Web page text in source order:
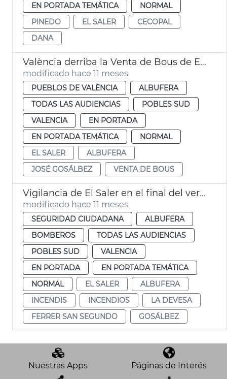
EN PORTADA TEMÁTICA
NORMAL
PINEDO
EL SALER
CECOPAL
DANA
València derriba la Venta de Bous de El Saler
modificado hace 11 meses
PUEBLOS DE VALÈNCIA
ALBUFERA
TODAS LAS AUDIENCIAS
POBLES SUD
VALENCIA
EN PORTADA
EN PORTADA TEMÁTICA
NORMAL
EL SALER
ALBUFERA
JOSÉ GOSÁLBEZ
VENTA DE BOUS
Vigilancia de El Saler en el final del verano València
modificado hace 11 meses
SEGURIDAD CIUDADANA
ALBUFERA
BOMBEROS
TODAS LAS AUDIENCIAS
POBLES SUD
VALENCIA
EN PORTADA
EN PORTADA TEMÁTICA
NORMAL
EL SALER
ALBUFERA
INCENDIS
INCENDIOS
LA DEVESA
FERRER SAN SEGUNDO
GOSÁLBEZ
Nuestras Apps Páginas de Interés